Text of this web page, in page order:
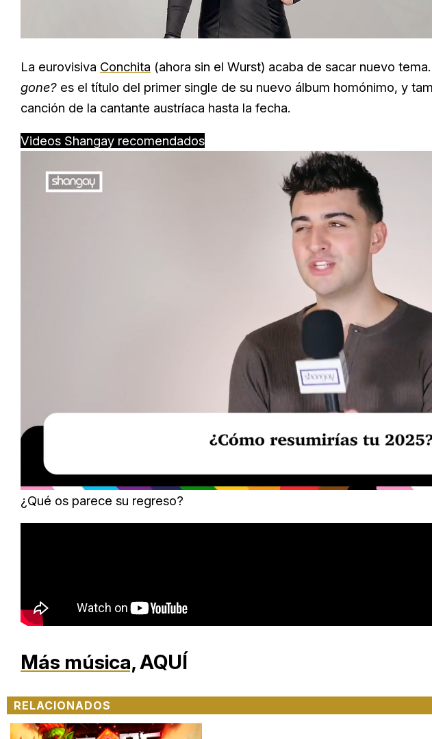
La eurovisiva Conchita (ahora sin el Wurst) acaba de sacar nuevo tema.
gone? es el título del primer single de su nuevo álbum homónimo, y
canción de la cantante austríaca hasta la fecha.
Videos Shangay recomendados
19.05%
¿Qué os parece su regreso?
Más música,AQUÍ
RELACIONADOS